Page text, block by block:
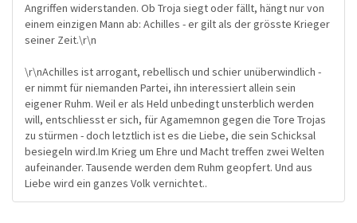
Angriffen widerstanden. Ob Troja siegt oder fällt, hängt nur von
einem einzigen Mann ab: Achilles - er gilt als der grösste Krieger
seiner Zeit.\r\n
\r\nAchilles ist arrogant, rebellisch und schier unüberwindlich -
er nimmt für niemanden Partei, ihn interessiert allein sein
eigener Ruhm. Weil er als Held unbedingt unsterblich werden
will, entschliesst er sich, für Agamemnon gegen die Tore Trojas
zu stürmen - doch letztlich ist es die Liebe, die sein Schicksal
besiegeln wird.Im Krieg um Ehre und Macht treffen zwei Welten
aufeinander. Tausende werden dem Ruhm geopfert. Und aus
Liebe wird ein ganzes Volk vernichtet..